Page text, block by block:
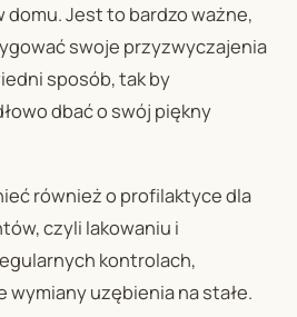
domu. Jest to bardzo ważne,
swoje przyzwyczajenia
sposób, tak by
dbać o swój piękny
również o profilaktyce dla
czyli lakowaniu i
kontrolach,
wymiany uzębienia na stałe.